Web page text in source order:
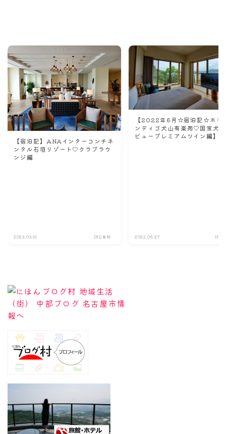
【宿泊記】ANAインターコンチネ
ンタル石垣リゾート♡クラブラウ
ンジ編
2022.03.31 IHG系列
【2022年6月☆宿泊記☆ホテ
ンディゴ犬山有楽苑♡国宝犬
ビュープレミアムツイン編】
2022.06.27 IHG